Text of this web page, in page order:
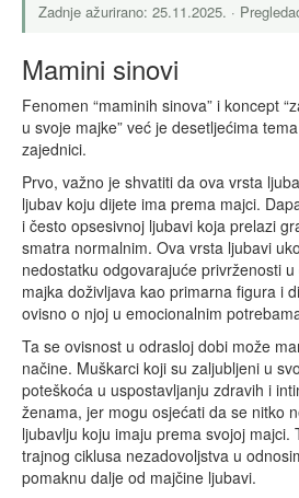
Zadnje ažurirano: 25.11.2025. ·
Mamini sinovi
Fenomen “maminih sinova” i koncept
u svoje majke” već je desetljećima
zajednici.
Prvo, važno je shvatiti da ova vrsta
ljubav koju dijete ima prema majci.
i često opsesivnoj ljubavi koja prelazi
smatra normalnim. Ova vrsta ljubavi
nedostatku odgovarajuće privrženosti
majka doživljava kao primarna figura i
ovisno o njoj u emocionalnim
Ta se ovisnost u odrasloj dobi može
načine. Muškarci koji su zaljubljeni u
poteškoća u uspostavljanju zdravih i
ženama, jer mogu osjećati da se nitko
ljubavlju koju imaju prema svojoj majci.
trajnog ciklusa nezadovoljstva u
pomaknu dalje od majčine ljubavi.